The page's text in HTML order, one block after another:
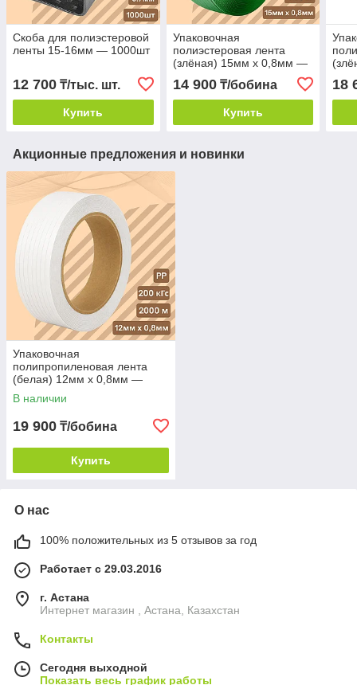
Скоба для полиэстеровой
ленты 15-16мм — 1000шт
12 700 ₸/тыс. шт.
Купить
Упаковочная
полиэстеровая лента
(злёная) 15мм х 0,8мм —
14 900₸/бобина
Купить
18
Акционные предложения и новинки
Упаковочная
полипропиленовая лента
(белая) 12мм х 0,8мм —
2000м
В наличии
19 900 ₸/бобина
Купить
О нас
100% положительных из 5 отзывов за год
Работает с 29.03.2016
г. Астана
Интернет магазин , Астана, Казахстан
Контакты
Сегодня выходной
Показать весь график работы